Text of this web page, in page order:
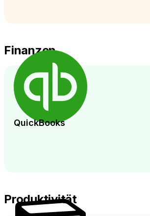
Finanzen
QuickBooks
Produktivität